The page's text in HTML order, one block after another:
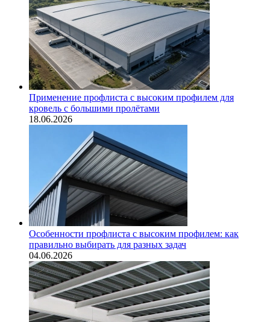
Применение профлиста с высоким профилем для
кровель с большими пролётами
18.06.2026
Особенности профлиста с высоким профилем: как
правильно выбирать для разных задач
04.06.2026